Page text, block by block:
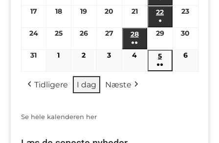
(1
begivenhed)
1717/08/2026
1818/08/2026
19 19/08/2026
20 20/08/2026
2121/08/2026
22 22/08/2026
●
(1
23
2424/08/2026
2525/08/2026
2626/08/2026
2727/08/2026
2828/08/2026
●●
(2
begivenheder)
2929/08/2026
30
31 31/08/2026
1 01/09/2026
2 02/09/2026
3 03/09/2026
4 04/09/2026
5 05/09/2026
●●
606/09/
Tidligere I dag Næste
Se hele kalenderen her